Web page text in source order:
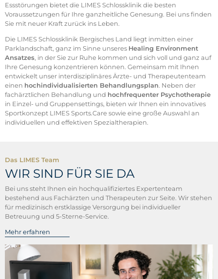
Essstörungen bietet die LIMES Schlossklinik die besten
Voraussetzungen für Ihre ganzheitliche Genesung. Bei uns finden
Sie mit neuer Kraft zurück ins Leben.
Die LIMES Schlossklinik Bergisches Land liegt inmitten einer
Parklandschaft, ganz im Sinne unseres Healing Environment
Ansatzes, in der Sie zur Ruhe kommen und sich voll und ganz auf
Ihre Genesung konzentrieren können. Gemeinsam mit Ihnen
entwickelt unser interdisziplinäres Ärzte- und Therapeutenteam
einen hochindividualisierten Behandlungsplan. Neben der
fachärztlichen Behandlung und hochfrequenter Psychotherapie
in Einzel- und Gruppensettings, bieten wir Ihnen ein innovatives
Sportkonzept LIMES Sports.Care sowie eine große Auswahl an
individuellen und effektiven Spezialtherapien.
Das LIMES Team
WIR SIND FÜR SIE DA
Bei uns steht Ihnen ein hochqualifiziertes Expertenteam
bestehend aus Fachärzten und Therapeuten zur Seite. Wir stehen
für medizinisch erstklassige Versorgung bei individueller
Betreuung und 5-Sterne-Service.
Mehr erfahren